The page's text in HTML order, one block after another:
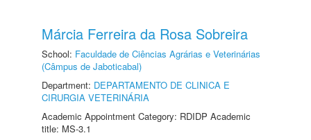
Márcia Ferreira da Rosa Sobreira
School: Faculdade de Ciências Agrárias e Veterinárias
(Câmpus de Jaboticabal)
Department: DEPARTAMENTO DE CLINICA E
CIRURGIA VETERINÁRIA
Academic Appointment Category: RDIDP Academic
title: MS-3.1